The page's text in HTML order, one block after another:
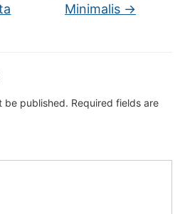
Minimalis →
be published. Required fields are